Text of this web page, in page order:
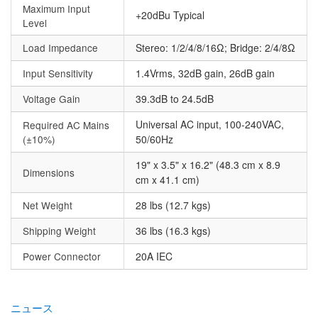
Maximum Input
Level
+20dBu Typical
Load Impedance
Stereo: 1/2/4/8/16Ω; Bridge: 2/4/8Ω
Input Sensitivity
1.4Vrms, 32dB gain, 26dB gain
Voltage Gain
39.3dB to 24.5dB
Required AC Mains
(±10%)
Universal AC input, 100-240VAC,
50/60Hz
Dimensions
19" x 3.5" x 16.2" (48.3 cm x 8.9
cm x 41.1 cm)
Net Weight
28 lbs (12.7 kgs)
Shipping Weight
36 lbs (16.3 kgs)
Power Connector
20A IEC
ニュース